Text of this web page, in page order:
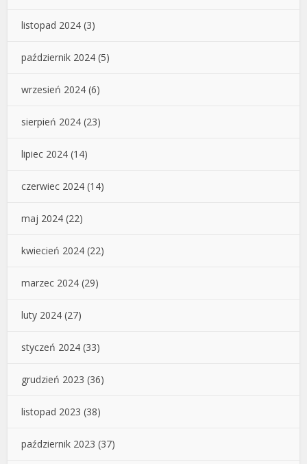
listopad 2024 (3)
październik 2024 (5)
wrzesień 2024 (6)
sierpień 2024 (23)
lipiec 2024 (14)
czerwiec 2024 (14)
maj 2024 (22)
kwiecień 2024 (22)
marzec 2024 (29)
luty 2024 (27)
styczeń 2024 (33)
grudzień 2023 (36)
listopad 2023 (38)
październik 2023 (37)